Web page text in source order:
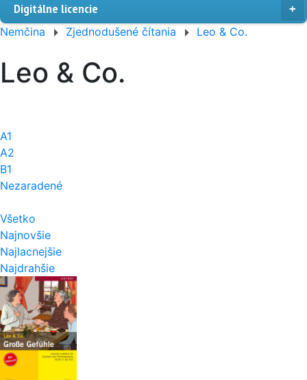
Digitálne licencie
Nemčina Zjednodušené čítania Leo & Co.
Leo & Co.
A1
A2
B1
Nezaradené
Všetko
Najnovšie
Najlacnejšie
Najdrahšie